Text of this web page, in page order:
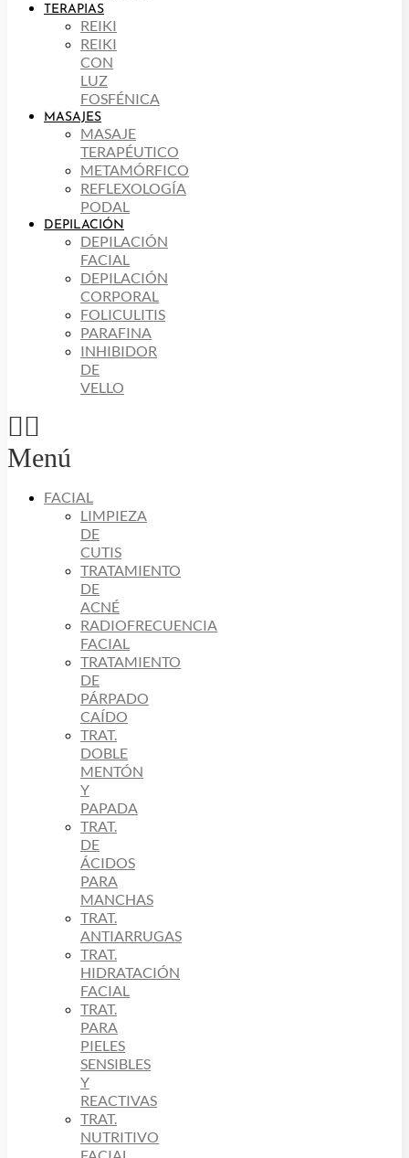
TERAPIAS
REIKI
REIKI
CON
LUZ
FOSFÉNICA
MASAJES
MASAJE
TERAPÉUTICO
METAMÓRFICO
REFLEXOLOGÍA
PODAL
DEPILACIÓN
DEPILACIÓN
FACIAL
DEPILACIÓN
CORPORAL
FOLICULITIS
PARAFINA
INHIBIDOR
DE
VELLO
Menú
FACIAL
LIMPIEZA
DE
CUTIS
TRATAMIENTO
DE
ACNÉ
RADIOFRECUENCIA
FACIAL
TRATAMIENTO
DE
PÁRPADO
CAÍDO
TRAT.
DOBLE
MENTÓN
Y
PAPADA
TRAT.
DE
ÁCIDOS
PARA
MANCHAS
TRAT.
ANTIARRUGAS
TRAT.
HIDRATACIÓN
FACIAL
TRAT.
PARA
PIELES
SENSIBLES
Y
REACTIVAS
TRAT.
NUTRITIVO